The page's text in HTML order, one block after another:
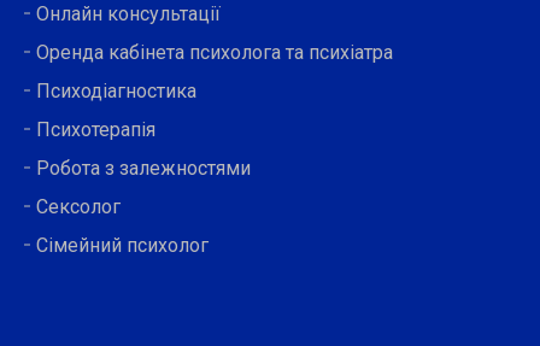
Онлайн консультації
Оренда кабінета психолога та психіатра
Психодіагностика
Психотерапія
Робота з залежностями
Сексолог
Сімейний психолог